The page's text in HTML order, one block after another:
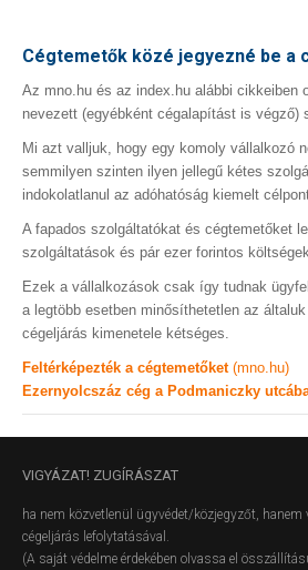
Cégtemetők közé jegyezné be a
Az mno.hu és az index.hu alábbi cikkeiben
nevezett (egyébként cégalapítást is végző)
Mi azt valljuk, hogy egy komoly vállalkozó
semmilyen szinten ilyen jellegű kétes
indokolatlanul az adóhatóság kiemelt
A fapados szolgáltatókat és cégtemetőket
szolgáltatások és pár ezer forintos
Ezek a vállalkozások csak így tudnak
a legtöbb esetben minősíthetetlen az
cégeljárás kimenetele kétséges.
Feltérképezték a cégtemetőket (mno.hu)
Ezernyolcszáz cég a Podmaniczky
VIGYÁZAT! ZUGÍRÁSZAT
ha nem közvetlenül ügyvédet/közjegyzőt, hanem
cégeljárás lefolytatásával.
(A saját védelme érdekében olvassa el